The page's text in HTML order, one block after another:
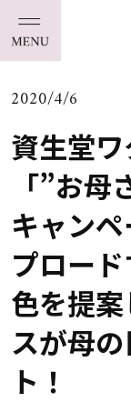
2020/4/6
資生堂
「”お母
キャン
プロー
色を提
スが母
ト！